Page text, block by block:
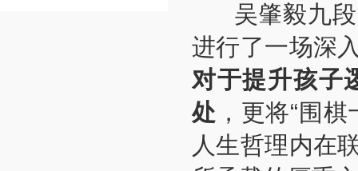
吴肇毅九段
进行了一场深
对于提升孩子
处 ，更将“围
人生哲理内在